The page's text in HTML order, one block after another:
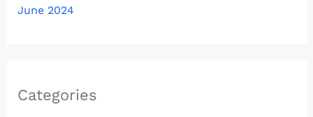
June 2024
Categories